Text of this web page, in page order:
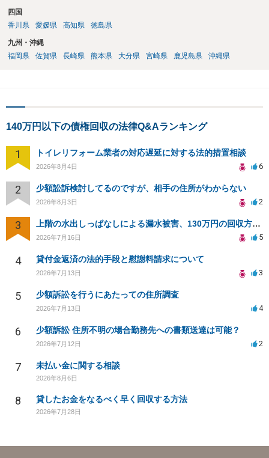
四国
香川県
愛媛県 高知県 徳島県
九州・沖縄
福岡県
佐賀県 長崎県 熊本県 大分県 宮崎県 鹿児島県 沖縄県
140万円以下の債権回収の法律Q&Aランキング
1 トイレリフォーム業者の対応遅延に対する法的措置相談
2026年8月4日 6
2 少額訟訴検討してるのですが、相手の住所がわからない
2026年8月3日 2
3 上階の水出しっぱなしによる漏水被害、130万円の回収方法を相談したい
2026年7月16日 5
4 貸付金返済の法的手段と慰謝料請求について
2026年7月13日 3
5 少額訴訟を行うにあたっての住所調査
2026年7月13日 4
6 少額訴訟 住所不明の場合勤務先への書類送達は可能？
2026年7月12日 2
7 未払い金に関する相談
2026年8月6日
8 貸したお金をなるべく早く回収する方法
2026年7月28日